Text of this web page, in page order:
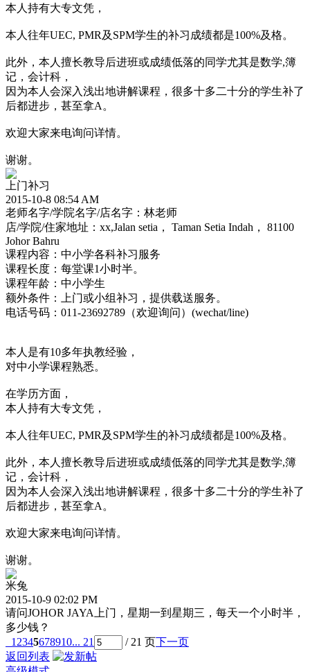
本人持有大专文凭，
本人往年UEC, PMR及SPM学生的补习成绩都是100%及格。
此外，本人擅长教导后进班或成绩低落的同学尤其是数学,簿
记，会计科，
因为本人会深入浅出地讲解课程，很多十多二十分的学生补了
后都进步，甚至拿A。
欢迎大家来电询问详情。
谢谢。
上门补习
2015-10-8 08:54 AM
老师名字/学院名字/店名字：林老师
店/学院/住家地址：xx,Jalan setia， Taman Setia Indah， 81100
Johor Bahru
课程内容：中小学各科补习服务
课程长度：每堂课1小时半。
课程年龄：中小学生
额外条件：上门或小组补习，提供载送服务。
电话号码：011-23692789（欢迎询问）(wechat/line)
本人是有10多年执教经验，
对中小学课程熟悉。
在学历方面，
本人持有大专文凭，
本人往年UEC, PMR及SPM学生的补习成绩都是100%及格。
此外，本人擅长教导后进班或成绩低落的同学尤其是数学,簿
记，会计科，
因为本人会深入浅出地讲解课程，很多十多二十分的学生补了
后都进步，甚至拿A。
欢迎大家来电询问详情。
谢谢。
米兔
2015-10-9 02:02 PM
请问JOHOR JAYA上门，星期一到星期三，每天一个小时半，
多少钱？
1 2345678910... 21 / 21 页下一页
返回列表